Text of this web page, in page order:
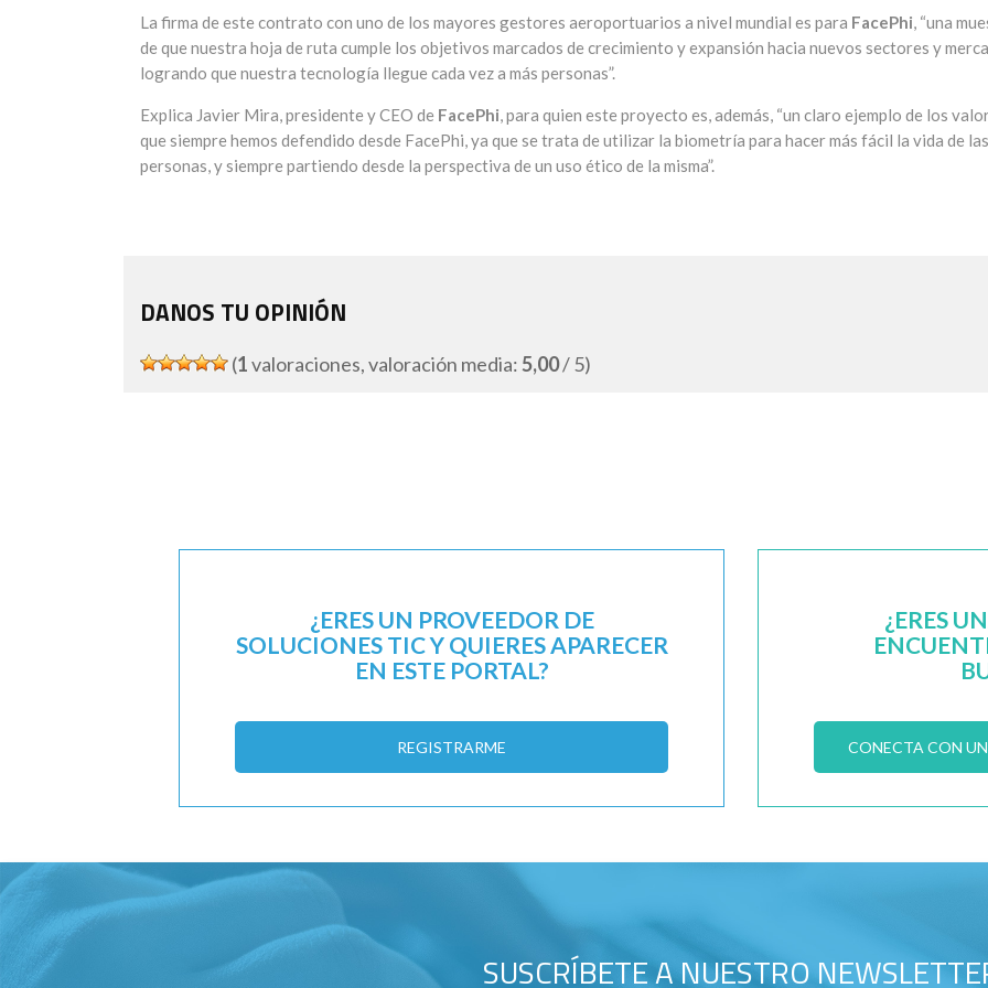
La firma de este contrato con uno de los mayores gestores aeroportuarios a nivel mundial es para FacePhi, “una
de que nuestra hoja de ruta cumple los objetivos marcados de crecimiento y expansión hacia nuevos sectores y
logrando que nuestra tecnología llegue cada vez a más personas”.
Explica Javier Mira, presidente y CEO de FacePhi, para quien este proyecto es, además, “un claro ejemplo de los
que siempre hemos defendido desde FacePhi, ya que se trata de utilizar la biometría para hacer más fácil la vida de las
personas, y siempre partiendo desde la perspectiva de un uso ético de la misma”.
DANOS TU OPINIÓN
(1valoraciones, valoración media:5,00/ 5)
¿ERES UN PROVEEDOR DE
SOLUCIONES TIC Y QUIERES APARECER
EN ESTE PORTAL?
REGISTRARME
¿ERES
CONECTA CON
SUSCRÍBETE A NUESTRO